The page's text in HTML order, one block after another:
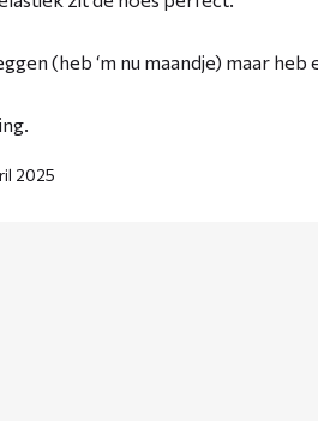
(heb ‘m nu maandje) maar heb
2025